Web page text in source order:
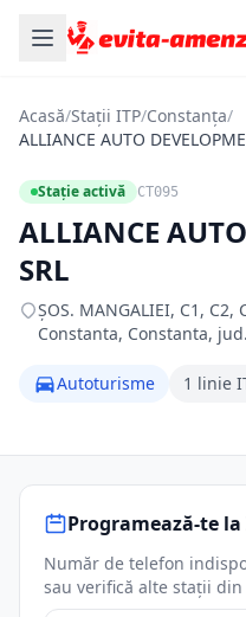
Acasă/Stații ITP/Constanța/
ALLIANCE AUTO
Stație activă CT095
ALLIANCE
SRL
ŞOS. MANGALIEI, C1,
Constanta, Constanta,
Autoturisme 1 linie
Programează-te la
Număr de telefon
sau verifică alte stații din